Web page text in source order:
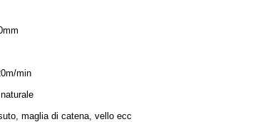
min
maglia di catena, vello ecc